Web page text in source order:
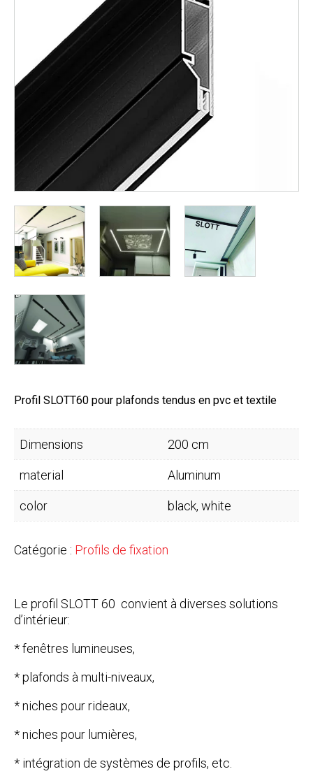
Profil SLOTT60 pour plafonds tendus en pvc et textile
Dimensions 200 cm
material Aluminum
color black, white
Catégorie : Profils de fixation
Le profil SLOTT 60 convient à diverses solutions
d’intérieur:
* fenêtres lumineuses,
* plafonds à multi-niveaux,
* niches pour rideaux,
* niches pour lumières,
* intégration de systèmes de profils, etc.